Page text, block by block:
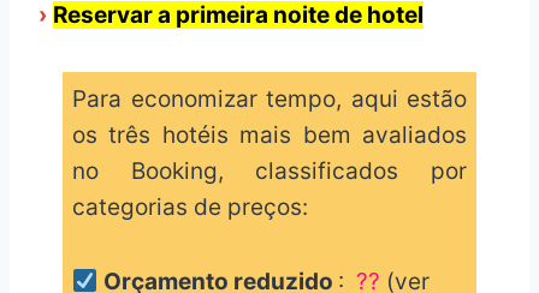
› Reservar a primeira noite de hotel
Para economizar tempo, aqui estão
os três hotéis mais bem avaliados
no Booking, classificados por
categorias de preços:
Orçamento reduzido : ?? (ver